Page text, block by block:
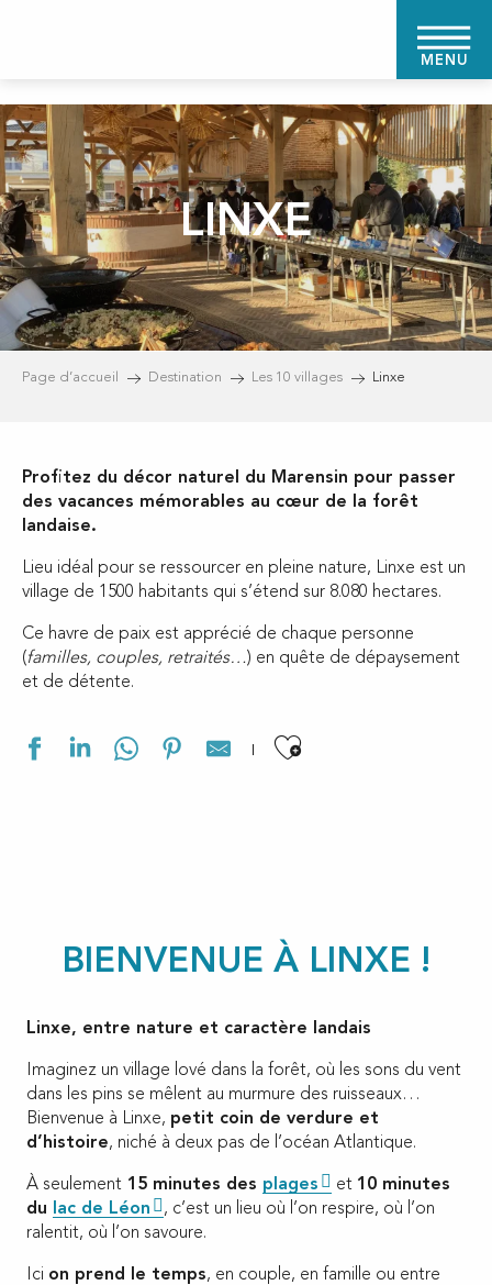
MENU
LINXE
Page d’accueil Destination Les 10 villages Linxe
Profitez du décor naturel du Marensin pour passer
des vacances mémorables au cœur de la forêt
landaise.
Lieu idéal pour se ressourcer en pleine nature, Linxe est un
village de 1500 habitants qui s’étend sur 8.080 hectares.
Ce havre de paix est apprécié de chaque personne
(familles, couples, retraités…) en quête de dépaysement
et de détente.
Ajouter aux
BIENVENUE À LINXE !
Linxe, entre nature et caractère landais
Imaginez un village lové dans la forêt, où les sons du vent
dans les pins se mêlent au murmure des ruisseaux…
Bienvenue à Linxe, petit coin de verdure et
d’histoire, niché à deux pas de l’océan Atlantique.
À seulement 15 minutes des plages et 10 minutes
du
lac de Léon
, c’est un lieu où l’on respire, où l’on
ralentit, où l’on savoure.
Ici on prend le temps, en couple, en famille ou entre